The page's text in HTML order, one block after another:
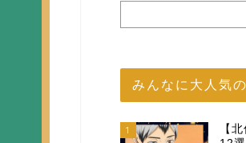
みんなに大人気
1
【